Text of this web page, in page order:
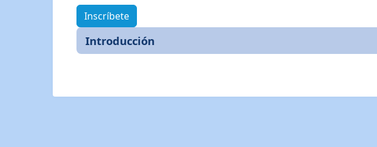
Inscríbete
Introducción